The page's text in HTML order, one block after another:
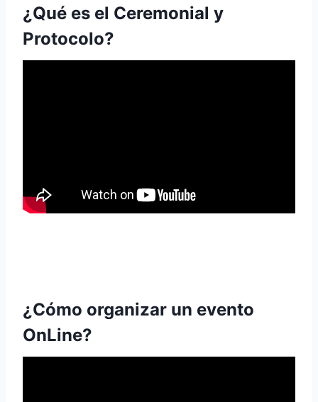
¿Qué es el Ceremonial y
Protocolo?
¿Cómo organizar un evento
OnLine?